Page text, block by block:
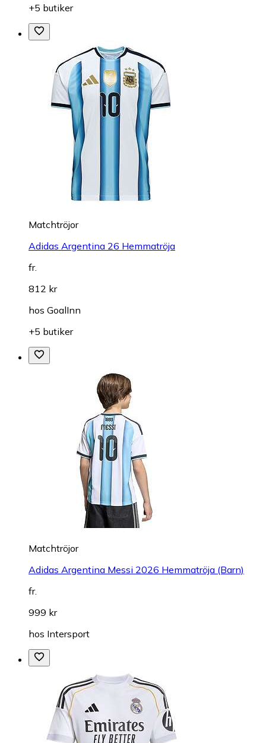
+5 butiker
Matchtröjor
Adidas Argentina 26 Hemmatröja
fr.
812 kr
hos GoalInn
+5 butiker
Matchtröjor
Adidas Argentina Messi 2026 Hemmatröja (Barn)
fr.
999 kr
hos Intersport